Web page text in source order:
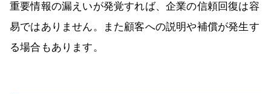
重要情報の漏えいが発覚すれば、企業の信頼回復は容
易ではありません。また顧客への説明や補償が発生す
る場合もあります。